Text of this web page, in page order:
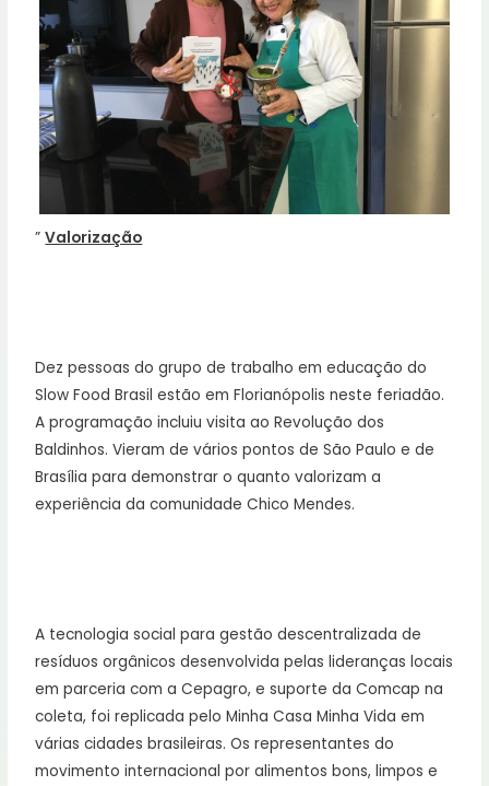
”Valorização
Dez pessoas do grupo de trabalho em educação do
Slow Food Brasil estão em Florianópolis neste feriadão.
A programação incluiu visita ao Revolução dos
Baldinhos. Vieram de vários pontos de São Paulo e de
Brasília para demonstrar o quanto valorizam a
experiência da comunidade Chico Mendes.
A tecnologia social para gestão descentralizada de
resíduos orgânicos desenvolvida pelas lideranças locais
em parceria com a Cepagro, e suporte da Comcap na
coleta, foi replicada pelo Minha Casa Minha Vida em
várias cidades brasileiras. Os representantes do
movimento internacional por alimentos bons, limpos e